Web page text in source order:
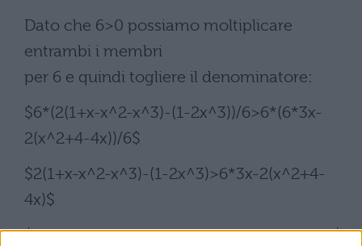
Dato che 6>0 possiamo moltiplicare
entrambi i membri
per 6 e quindi togliere il denominatore:
$6*(2(1+x-x^2-x^3)-(1-2x^3))/6>6*(6*3x-
2(x^2+4-4x))/6$
$2(1+x-x^2-x^3)-(1-2x^3)>6*3x-2(x^2+4-
4x)$
$2+2x-2x^2-2X^3-1+2x^3>18x-2X^2-8+8x$